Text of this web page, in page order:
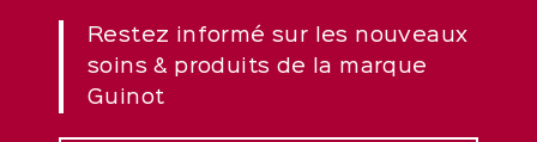
Restez informé sur les nouveaux
soins & produits de la marque
Guinot